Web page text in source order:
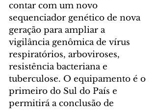
contar com um novo
sequenciador genético de nova
geração para ampliar a
vigilância genômica de vírus
respiratórios, arboviroses,
resistência bacteriana e
tuberculose. O equipamento é o
primeiro do Sul do País e
permitirá a conclusão de